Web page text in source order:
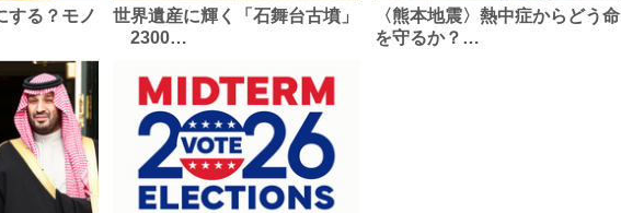
する？モノ
世界遺産に輝く「石舞台古墳」
2300…
〈熊本地震〉熱中症からどう命
を守るか？…